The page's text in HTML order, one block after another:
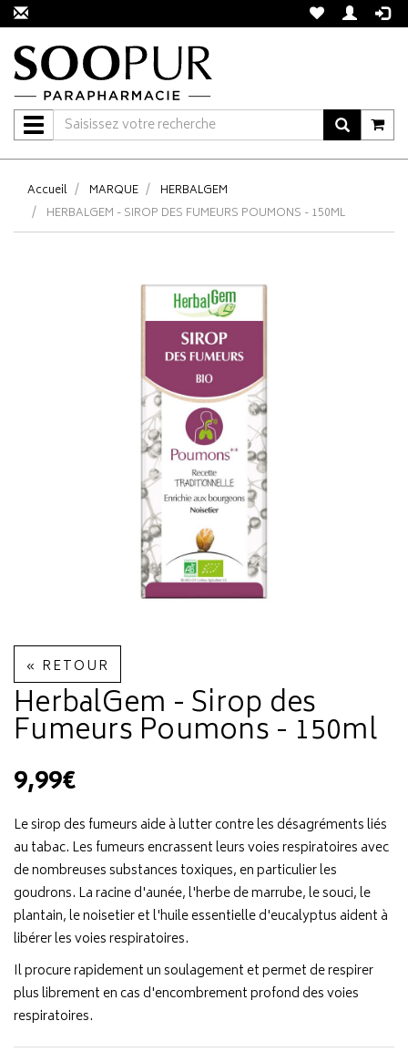
Navigation
Accueil MARQUE
HERBALGEM
HERBALGEM - SIROP DES FUMEURS POUMONS - 150ML
« RETOUR
HerbalGem - Sirop des
Fumeurs Poumons - 150ml
9,99€
Le sirop des fumeurs aide à lutter contre les désagréments liés
au tabac. Les fumeurs encrassent leurs voies respiratoires avec
de nombreuses substances toxiques, en particulier les
goudrons. La racine d'aunée, l'herbe de marrube, le souci, le
plantain, le noisetier et l'huile essentielle d'eucalyptus aident à
libérer les voies respiratoires.
Il procure rapidement un soulagement et permet de respirer
plus librement en cas d'encombrement profond des voies
respiratoires.